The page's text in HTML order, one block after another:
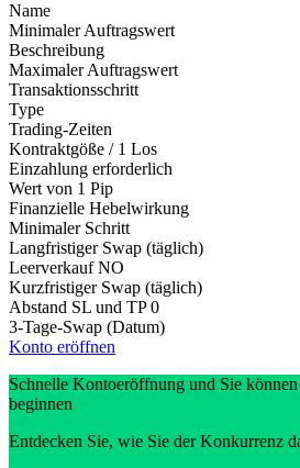
Name
Minimaler Auftragswert
Beschreibung
Maximaler Auftragswert
Transaktionsschritt
Type
Trading-Zeiten
Kontraktgöße / 1 Los
Einzahlung erforderlich
Wert von 1 Pip
Finanzielle Hebelwirkung
Minimaler Schritt
Langfristiger Swap (täglich)
Leerverkauf NO
Kurzfristiger Swap (täglich)
Abstand SL und TP 0
3-Tage-Swap (Datum)
Konto eröffnen
Schnelle Kontoeröffnung und Sie
beginnen
Entdecken Sie, wie Sie der Konkurrenz